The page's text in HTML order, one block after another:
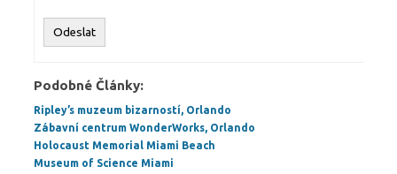
Odeslat
Podobné Články:
Ripley’s muzeum bizarností, Orlando
Zábavní centrum WonderWorks, Orlando
Holocaust Memorial Miami Beach
Museum of Science Miami